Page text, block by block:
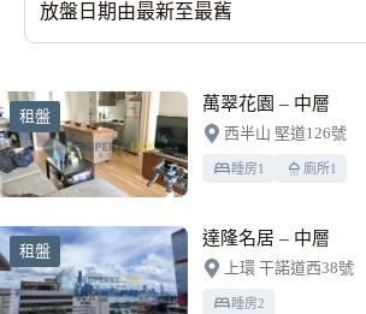
放盤日期由最新至最舊
租盤
萬翠花園 – 中層
西半山 堅道126號
睡房1 廁所1
租盤
達隆名居 – 中層
上環 干諾道西38號
睡房2